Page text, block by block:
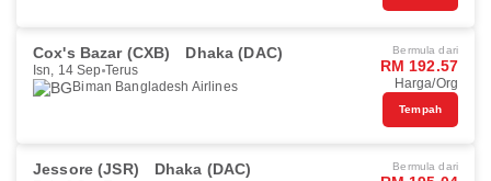
Cox's Bazar (CXB) Dhaka (DAC)
Isn, 14 Sep Terus
Biman Bangladesh Airlines
Bermula dari
RM 192.57
Harga/Org
Tempah
Jessore (JSR) Dhaka (DAC) Bermula dari